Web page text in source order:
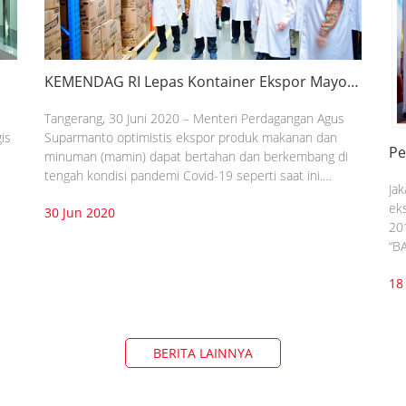
KEMENDAG RI Lepas Kontainer Ekspor Mayora
Tangerang, 30 Juni 2020 – Menteri Perdagangan Agus
Suparmanto optimistis ekspor produk makanan dan
minuman (mamin) dapat bertahan dan berkembang di
tengah kondisi pandemi Covid-19 seperti saat ini.
keberhasilan Mayora Group yang terus meningkatkan
30 Jun 2020
BERITA LAINNYA